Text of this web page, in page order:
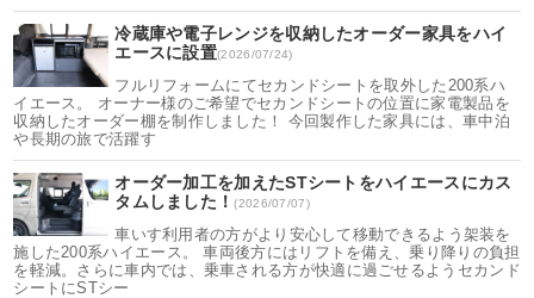
冷蔵庫や電子レンジを収納したオーダー家具をハイ
エースに設置(2026/07/24)
フルリフォームにてセカンドシートを取外した200系ハ
イエース。 オーナー様のご希望でセカンドシートの位置に家電製品を
収納したオーダー棚を制作しました！ 今回製作した家具には、車中泊
や長期の旅で活躍す
オーダー加工を加えたSTシートをハイエースにカス
タムしました！(2026/07/07)
車いす利用者の方がより安心して移動できるよう架装を
施した200系ハイエース。 車両後方にはリフトを備え、乗り降りの負担
を軽減。さらに車内では、乗車される方が快適に過ごせるようセカンド
シートにSTシー